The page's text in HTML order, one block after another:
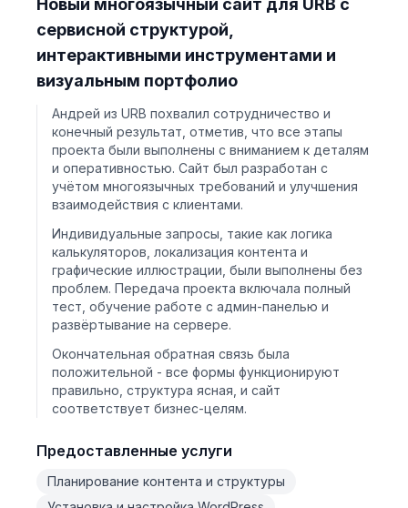
Новый многоязычный сайт для URB с
сервисной структурой,
интерактивными инструментами и
визуальным портфолио
Андрей из URB похвалил сотрудничество и
конечный результат, отметив, что все этапы
проекта были выполнены с вниманием к деталям
и оперативностью. Сайт был разработан с
учётом многоязычных требований и улучшения
взаимодействия с клиентами.
Индивидуальные запросы, такие как логика
калькуляторов, локализация контента и
графические иллюстрации, были выполнены без
проблем. Передача проекта включала полный
тест, обучение работе с админ-панелью и
развёртывание на сервере.
Окончательная обратная связь была
положительной - все формы функционируют
правильно, структура ясная, и сайт
соответствует бизнес-целям.
Предоставленные услуги
Планирование контента и структуры